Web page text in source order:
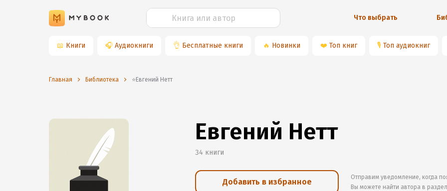
Что выбрать
📖 Книги 🎧 Аудиокниги 👌 Бесплатные книги 🔥 Новинки ❤️ Топ книг 🎙 Топ аудиокниг
Главная Библиотека ⭐️Евгений Нетт
Евгений Нетт
34 книги
Добавить в избранное
Отправим уведомление, когда
Вы можете найти автора в